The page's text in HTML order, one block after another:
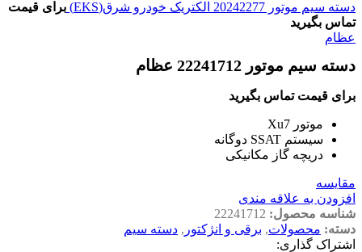
دسته سیم موتور 20242277 الکتریک خودرو شرق(EKS)
برای قیمت
تماس بگیرید
عظام
دسته سیم موتور 22241712 عظام
برای قیمت تماس بگیرید
موتور Xu7
سیستم SSAT دوگانه
دریچه گاز مکانیکی
مقايسه
افزودن به علاقه مندی
شناسه محصول: 22241712
دسته: محصولات, برقی و انژکتور , دسته سیم
اشتراک گذاری: